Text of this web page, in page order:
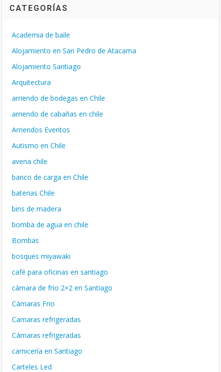
CATEGORÍAS
Academia de baile
Alojamiento en San Pedro de Atacama
Alojamiento Santiago
Arquitectura
arriendo de bodegas en Chile
arriendo de cabañas en chile
Arriendos Eventos
Autismo en Chile
avena chile
banco de carga en Chile
baterias Chile
bins de madera
bomba de agua en chile
Bombas
bosques miyawaki
café para oficinas en santiago
cámara de frío 2×2 en Santiago
Cámaras Frio
Camaras refrigeradas
Cámaras refrigeradas
carnicería en Santiago
Carteles Led